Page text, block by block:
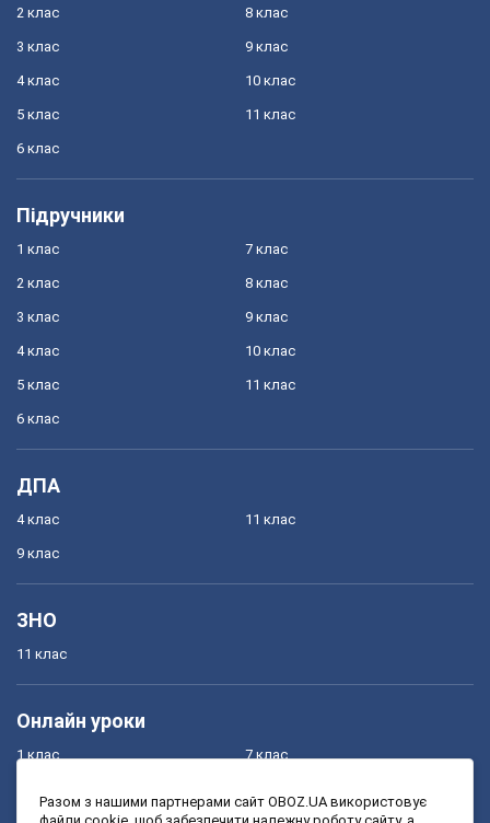
2 клас
3 клас
4 клас
5 клас
6 клас
8 клас
9 клас
10 клас
11 клас
Підручники
1 клас
2 клас
3 клас
4 клас
5 клас
6 клас
7 клас
8 клас
9 клас
10 клас
11 клас
ДПА
4 клас
9 клас
11 клас
ЗНО
11 клас
Онлайн уроки
1 клас 7 клас
Разом з нашими партнерами сайт OBOZ.UA використовує